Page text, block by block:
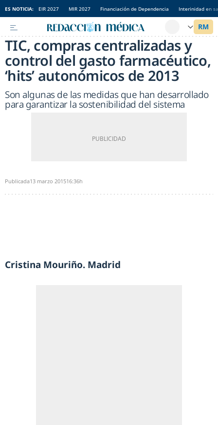
ES NOTICIA: EIR 2027 MIR 2027 Financiación de Dependencia Interinidad en
TIC, compras centralizadas y
control del gasto farmacéutico,
‘hits’ autonómicos de 2013
Son algunas de las medidas que han desarrollado
para garantizar la sostenibilidad del sistema
Publicada13 marzo 201516:36h
Cristina Mouriño. Madrid